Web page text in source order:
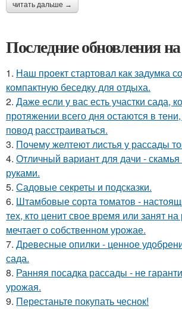
читать дальше →
Последние обновления
1. Наш проект стартовал как задумка
компактную беседку для отдыха.
2. Даже если у вас есть участки сада,
протяжении всего дня остаются в
повод расстраиваться.
3. Почему желтеют листья у рассады
4. Отличный вариант для дачи -
руками.
5. Садовые секреты и подсказки.
6. Штамбовые сорта томатов -
тех, кто ценит свое время или занят
мечтает о собственном урожае.
7. Древесные опилки - ценное
сада.
8. Ранняя посадка рассады - не
урожая.
9. Перестаньте покупать чеснок!